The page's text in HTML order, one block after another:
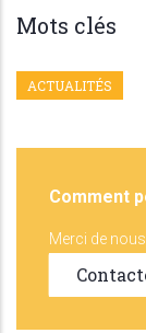
Mots clés
ACTUALITÉS
Comment
Merci de